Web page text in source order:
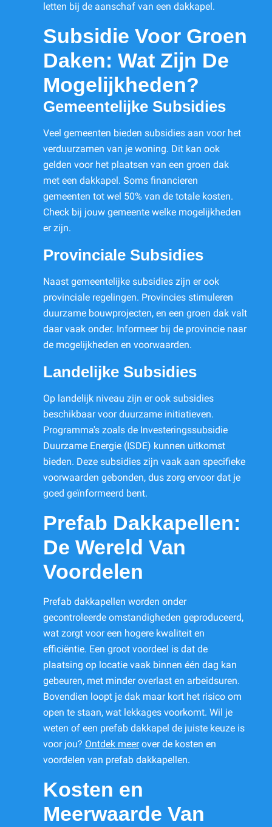
letten bij de aanschaf van een dakkapel.
Subsidie Voor Groen
Daken: Wat Zijn De
Mogelijkheden?
Gemeentelijke Subsidies
Veel gemeenten bieden subsidies aan voor het
verduurzamen van je woning. Dit kan ook
gelden voor het plaatsen van een groen dak
met een dakkapel. Soms financieren
gemeenten tot wel 50% van de totale kosten.
Check bij jouw gemeente welke mogelijkheden
er zijn.
Provinciale Subsidies
Naast gemeentelijke subsidies zijn er ook
provinciale regelingen. Provincies stimuleren
duurzame bouwprojecten, en een groen dak valt
daar vaak onder. Informeer bij de provincie naar
de mogelijkheden en voorwaarden.
Landelijke Subsidies
Op landelijk niveau zijn er ook subsidies
beschikbaar voor duurzame initiatieven.
Programma's zoals de Investeringssubsidie
Duurzame Energie (ISDE) kunnen uitkomst
bieden. Deze subsidies zijn vaak aan specifieke
voorwaarden gebonden, dus zorg ervoor dat je
goed geïnformeerd bent.
Prefab Dakkapellen:
De Wereld Van
Voordelen
Prefab dakkapellen worden onder
gecontroleerde omstandigheden geproduceerd,
wat zorgt voor een hogere kwaliteit en
efficiëntie. Een groot voordeel is dat de
plaatsing op locatie vaak binnen één dag kan
gebeuren, met minder overlast en arbeidsuren.
Bovendien loopt je dak maar kort het risico om
open te staan, wat lekkages voorkomt. Wil je
weten of een prefab dakkapel de juiste keuze is
voor jou? Ontdek meerover de kosten en
voordelen van prefab dakkapellen.
Kosten en
Meerwaarde Van